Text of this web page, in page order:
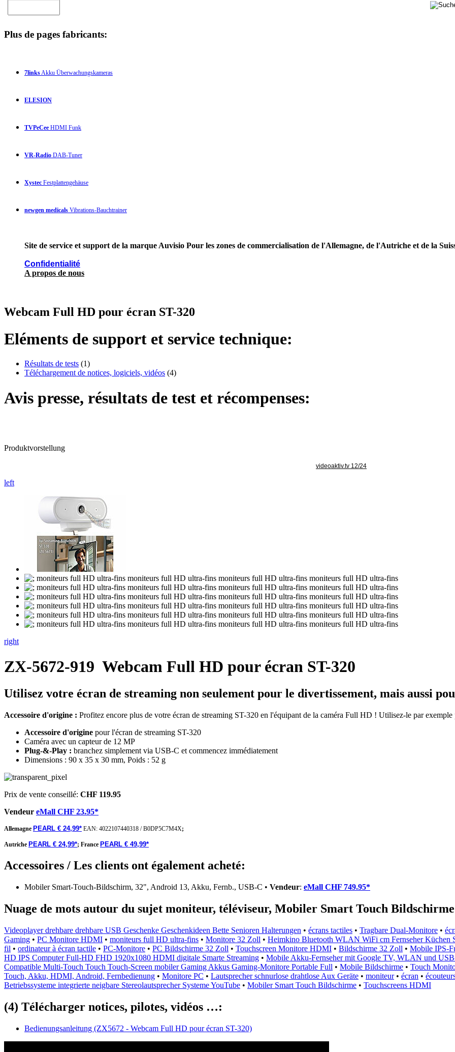
Plus de pages fabricants:
7links Akku Überwachungskameras
ELESION
TVPeCee HDMI Funk
VR-Radio DAB-Tuner
Xystec Festplattengehäuse
newgen medicals Vibrations-Bauchtrainer
Site de service et support de la marque Auvisio Pour les zones de commercialisation de l'Allemagne, de l'Autriche et de la
Confidentialité
A propos de nous
Webcam Full HD pour écran ST-320
Eléments de support et service technique:
Résultats de tests (1)
Téléchargement de notices, logiciels, vidéos (4)
Avis presse, résultats de test et récompenses:
Produktvorstellung
videoaktiv.tv 12/24
left
right
ZX-5672-919 Webcam Full HD pour écran ST-320
Utilisez votre écran de streaming non seulement pour le divertissement, mais aussi
Accessoire d'origine : Profitez encore plus de votre écran de streaming ST-320 en l'équipant de la caméra Full HD ! Utilisez-le par
Accessoire d'origine pour l'écran de streaming ST-320
Caméra avec un capteur de 12 MP
Plug-&-Play : branchez simplement via USB-C et commencez immédiatement
Dimensions : 90 x 35 x 30 mm, Poids : 52 g
Prix de vente conseillé: CHF 119.95
Vendeur eMall CHF 23.95*
Allemagne PEARL € 24,99* EAN: 4022107440318 /B0DP5C7M4X;
Autriche PEARL € 24,99*; France PEARL € 49,99*
Accessoires / Les clients ont également acheté:
Mobiler Smart-Touch-Bildschirm, 32", Android 13, Akku, Fernb., USB-C • Vendeur: eMall CHF 749.95*
Nuage de mots autour du sujet moniteur, téléviseur, Mobiler Smart Touch Bildschirme
Videoplayer drehbare drehbare USB Geschenke Geschenkideen Bette Senioren Halterungen • écrans tactiles • Tragbare Dual-Monitore •
Gaming • PC Monitore HDMI • moniteurs full HD ultra-fins • Monitore 32 Zoll • Heimkino Bluetooth WLAN WiFi cm Fernseher Küchen
fil • ordinateur à écran tactile • PC-Monitore • PC Bildschirme 32 Zoll • Touchscreen Monitore HDMI • Bildschirme 32 Zoll • Mobile IPS-
HD IPS Computer Full-HD FHD 1920x1080 HDMI digitale Smarte Streaming • Mobile Akku-Fernseher mit Google TV, WLAN und
Compatible Multi-Touch Touch Touch-Screen mobiler Gaming Akkus Gaming-Monitore Portable Full • Mobile Bildschirme • Touch
Touch, Akku, HDMI, Android, Fernbedienung • Monitore PC • Lautsprecher schnurlose drahtlose Aux Geräte • moniteur• écran •
Betriebssysteme integrierte neigbare Stereolautsprecher Systeme YouTube • Mobiler Smart Touch Bildschirme • Touchscreens HDMI
(4) Télécharger notices, pilotes, vidéos …:
Bedienungsanleitung (ZX5672 - Webcam Full HD pour écran ST-320)